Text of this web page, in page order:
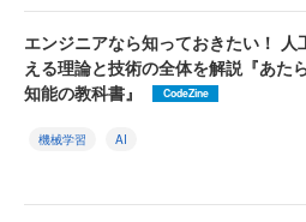
エンジニアなら知っておきたい！ 人
える理論と技術の全体を解説『あた
知能の教科書』
CodeZine
機械学習 AI